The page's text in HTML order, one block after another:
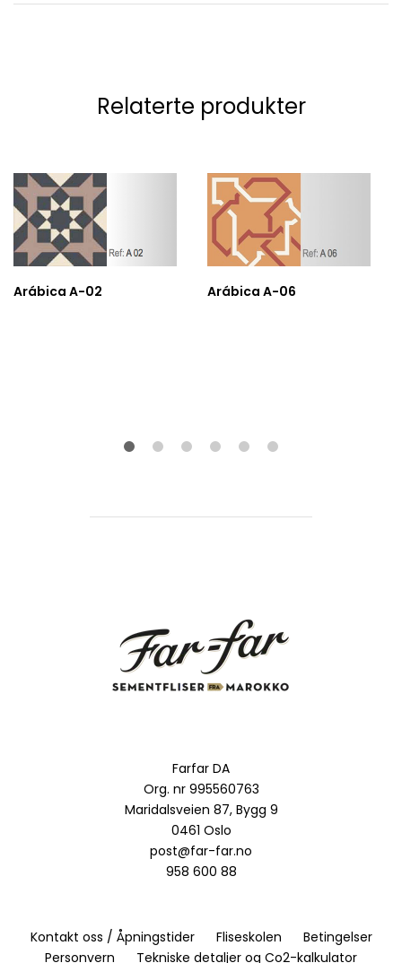
Relaterte produkter
Arábica A-02 Arábica A-06
Farfar DA
Org. nr 995560763
Maridalsveien 87, Bygg 9
0461 Oslo
post@far-far.no
958 600 88
Kontakt oss / Åpningstider Fliseskolen
Betingelser
Personvern
Tekniske detaljer og Co2-kalkulator